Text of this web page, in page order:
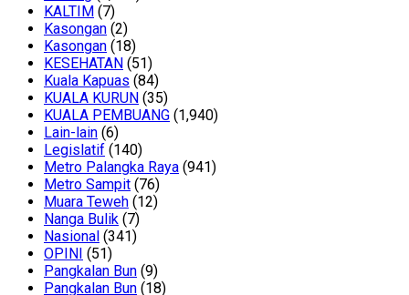
KALTIM (7)
Kasongan (2)
Kasongan (18)
KESEHATAN (51)
Kuala Kapuas (84)
KUALA KURUN (35)
KUALA PEMBUANG (1,940)
Lain-lain (6)
Legislatif (140)
Metro Palangka Raya (941)
Metro Sampit (76)
Muara Teweh (12)
Nanga Bulik (7)
Nasional (341)
OPINI (51)
Pangkalan Bun (9)
Pangkalan Bun (18)